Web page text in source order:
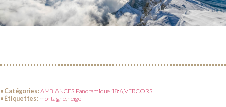
• Catégories :AMBIANCES,Panoramique 18:6,VERCORS
• Étiquettes : montagne,neige